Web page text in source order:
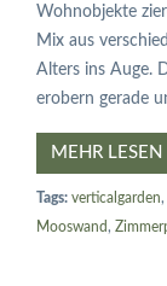
Wohnobjekte
Mix aus
Alters ins Auge.
erobern gerade
MEHR LESEN
Tags: verticalgarden,
Mooswand,